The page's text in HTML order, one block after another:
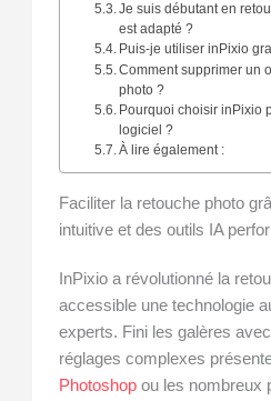
Je suis débutant en
est adapté ?
Puis-je utiliser inPixio
Comment supprimer un
photo ?
Pourquoi choisir inPixio
logiciel ?
À lire également :
Faciliter la retouche photo
intuitive et des outils IA
InPixio a révolutionné la
accessible une technologie
experts. Fini les galères
réglages complexes
Photoshop ou les nombreux